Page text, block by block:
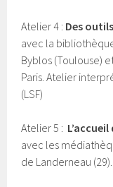
Atelier 4 : Des
avec la
Byblos (Toulouse)
Paris. Atelier
(LSF)
Atelier 5 :
avec les
de Landerneau (29).